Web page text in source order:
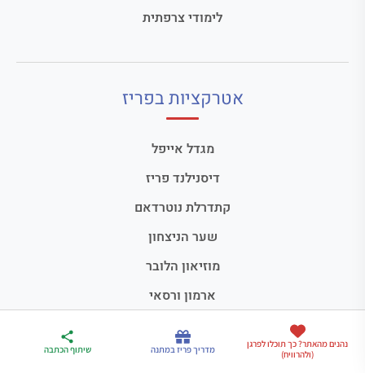
ארגז הכלים שלי
לטיול בצרפת
מדריך פריז
במתנה
דברו
איתי בווטסאפ
לימודי צרפתית
אטרקציות בפריז
מגדל אייפל
דיסנילנד פריז
קתדרלת נוטרדאם
שער הניצחון
מוזיאון הלובר
ארמון ורסאי
כל האטרקציות בפריז
נהנים מהאתר? כך תוכלו לפרגן
(ולהרוויח)
מדריך פריז במתנה שיתוף הכתבה